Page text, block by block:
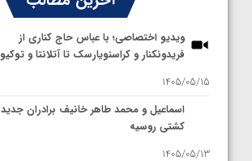
ویدیو اختصاصی؛ با عباس حاج کناری از
فریدونکنار و کراسنویارسک تا آتلانتا و توکیو
1405/05/15
اسماعیل و محمد طاهر خانیف برادران جدید
کشتی روسیه
1405/05/13